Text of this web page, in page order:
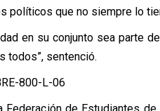
políticos que no siempre lo
en su conjunto sea parte
todos”, sentenció.
Federación de Estudiantes